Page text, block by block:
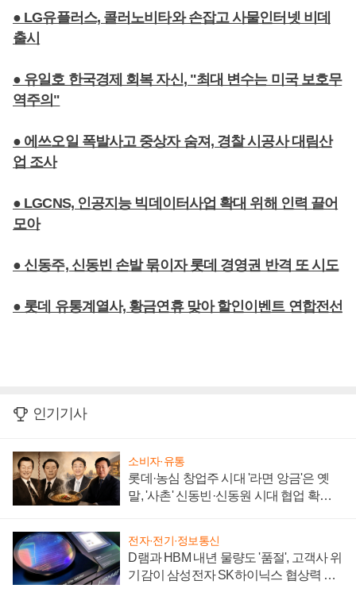
● LG유플러스, 콜러노비타와 손잡고 사물인터넷 비데
출시
● 유일호 한국경제 회복 자신, "최대 변수는 미국 보호무
역주의"
● 에쓰오일 폭발사고 중상자 숨져, 경찰 시공사 대림산
업 조사
● LGCNS, 인공지능 빅데이터사업 확대 위해 인력 끌어
모아
● 신동주, 신동빈 손발 묶이자 롯데 경영권 반격 또 시도
● 롯데 유통계열사, 황금연휴 맞아 할인이벤트 연합전선
인기기사
소비자·유통
롯데·농심 창업주 시대 '라면 앙금'은 옛
말, '사촌' 신동빈·신동원 시대 협업 확대
전자·전기·정보통신
D램과 HBM 내년 물량도 '품절', 고객사 위
기감이 삼성전자 SK하이닉스 협상력 더